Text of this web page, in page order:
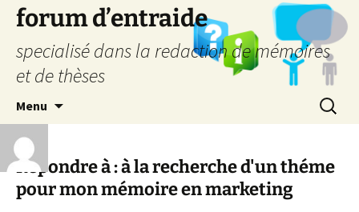
forum d’entraide
specialisé dans la redaction de mémoires
et de thèses
Menu
Répondre à : à la recherche d'un théme
pour mon mémoire en marketing